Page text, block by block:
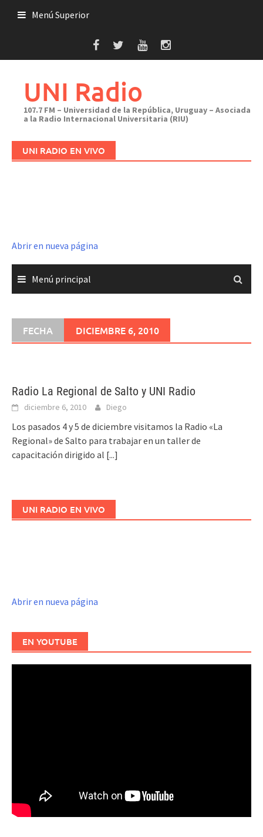
Menú Superior
UNI Radio
107.7 FM – Universidad de la República, Uruguay – Asociada
a la Radio Internacional Universitaria (RIU)
UNI RADIO EN VIVO
Abrir en nueva página
Menú principal
FECHA DICIEMBRE 6, 2010
Radio La Regional de Salto y UNI Radio
diciembre 6, 2010 Diego
Los pasados 4 y 5 de diciembre visitamos la Radio «La
Regional» de Salto para trabajar en un taller de
capacitación dirigido al [...]
UNI RADIO EN VIVO
Abrir en nueva página
EN YOUTUBE